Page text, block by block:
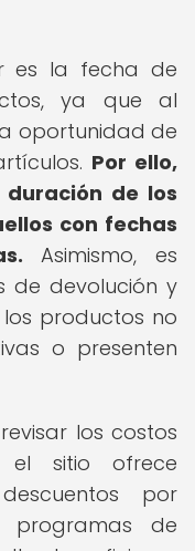
es la fecha de
ya que al
oportunidad de
Por ello,
de los
con fechas
Asimismo, es
de devolución y
productos no
o presenten
los costos
sitio ofrece
por
de